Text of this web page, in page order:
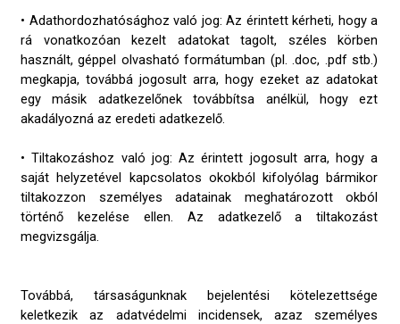
• Adathordozhatósághoz való jog: Az érintett kérheti, hogy a
rá vonatkozóan kezelt adatokat tagolt, széles körben
használt, géppel olvasható formátumban (pl. .doc, .pdf stb.)
megkapja, továbbá jogosult arra, hogy ezeket az adatokat
egy másik adatkezelőnek továbbítsa anélkül, hogy ezt
akadályozná az eredeti adatkezelő.
• Tiltakozáshoz való jog: Az érintett jogosult arra, hogy a
saját helyzetével kapcsolatos okokból kifolyólag bármikor
tiltakozzon személyes adatainak meghatározott okból
történő kezelése ellen. Az adatkezelő a tiltakozást
megvizsgálja.
Továbbá, társaságunknak bejelentési kötelezettsége
keletkezik az adatvédelmi incidensek, azaz személyes